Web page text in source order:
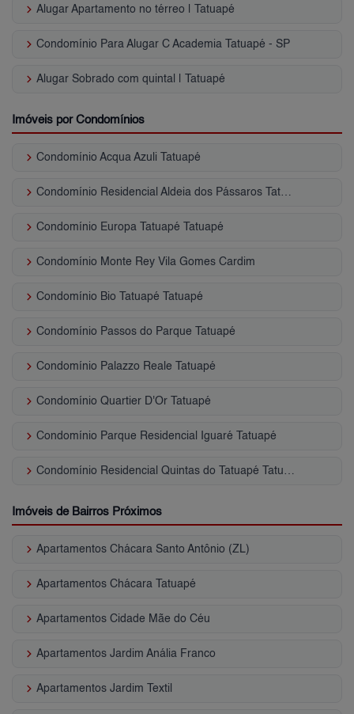
keyboard_arrow_right Alugar Apartamento no térreo | Tatuapé
keyboard_arrow_right Condomínio Para Alugar C Academia Tatuapé - SP
keyboard_arrow_right Alugar Sobrado com quintal | Tatuapé
Imóveis por Condomínios
keyboard_arrow_right Condomínio Acqua Azuli Tatuapé
keyboard_arrow_right Condomínio Residencial Aldeia dos Pássaros Tatuapé
keyboard_arrow_right Condomínio Europa Tatuapé Tatuapé
keyboard_arrow_right Condomínio Monte Rey Vila Gomes Cardim
keyboard_arrow_right Condomínio Bio Tatuapé Tatuapé
keyboard_arrow_right Condomínio Passos do Parque Tatuapé
keyboard_arrow_right Condomínio Palazzo Reale Tatuapé
keyboard_arrow_right Condomínio Quartier D'Or Tatuapé
keyboard_arrow_right Condomínio Parque Residencial Iguaré Tatuapé
keyboard_arrow_right Condomínio Residencial Quintas do Tatuapé Tatuapé
Imóveis de Bairros Próximos
keyboard_arrow_right Apartamentos Chácara Santo Antônio (ZL)
keyboard_arrow_right Apartamentos Chácara Tatuapé
keyboard_arrow_right Apartamentos Cidade Mãe do Céu
keyboard_arrow_right Apartamentos Jardim Anália Franco
keyboard_arrow_right Apartamentos Jardim Textil